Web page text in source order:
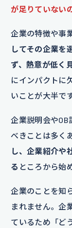
が足りていない
企業の特徴や事
してその企業を
ず、熱意が低く
にインパクトに
いことが大半です
企業説明会やOB
べきことは多く
し、企業紹介や
る ところから始
企業のことを知
まれません。企
ているため「ど